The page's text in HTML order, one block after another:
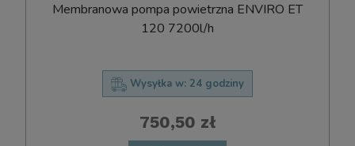
Membranowa pompa powietrzna ENVIRO ET
120 7200l/h
Wysyłka w: 24 godziny
750,50 zł